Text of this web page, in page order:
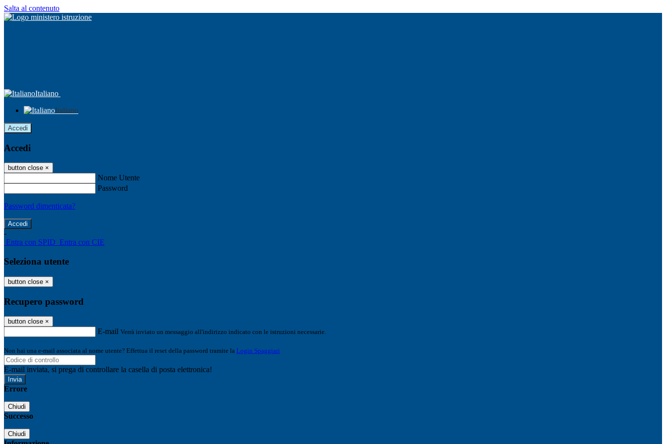
Salta al contenuto
Italiano
Italiano
Accedi
Accedi
button close ×
Nome Utente
Password
Password dimenticata?
-
Entra con SPID Entra con CIE
Seleziona utente
button close ×
Recupero password
button close ×
E-mail Verrà inviato un messaggio all'indirizzo indicato con le istruzioni necessarie.
Non hai una e-mail associata al nome utente? Effettua il reset della password tramite la Login Spaggiari
E-mail inviata, si prega di controllare la casella di posta elettronica!
Errore
Chiudi
Successo
Chiudi